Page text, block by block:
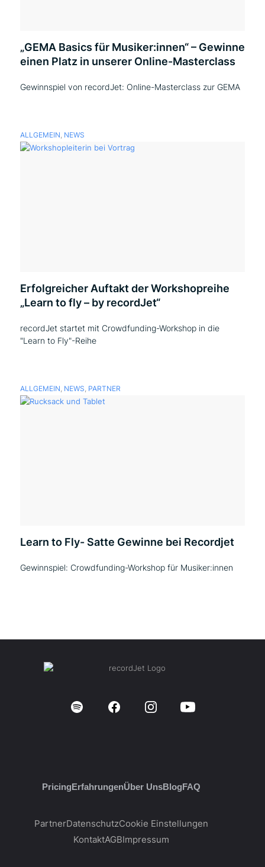
„GEMA Basics für Musiker:innen“ – Gewinne
einen Platz in unserer Online-Masterclass
Gewinnspiel von recordJet: Online-Masterclass zur GEMA
ALLGEMEIN, NEWS
Erfolgreicher Auftakt der Workshopreihe
„Learn to fly – by recordJet“
recordJet startet mit Crowdfunding-Workshop in die
"Learn to Fly"-Reihe
ALLGEMEIN, NEWS, PARTNER
Learn to Fly- Satte Gewinne bei Recordjet
Gewinnspiel: Crowdfunding-Workshop für Musiker:innen
PricingErfahrungenÜber UnsBlogFAQ
PartnerDatenschutzCookie Einstellungen
KontaktAGBImpressum